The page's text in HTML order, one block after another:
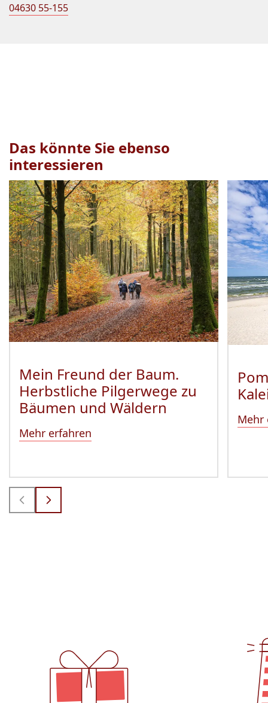
04630 55-155
Das könnte Sie ebenso
interessieren
Veranstaltung1bis2von19sichtbar.
Mein Freund der Baum.
Herbstliche Pilgerwege zu
Bäumen und Wäldern
Mehr erfahren
Mehr